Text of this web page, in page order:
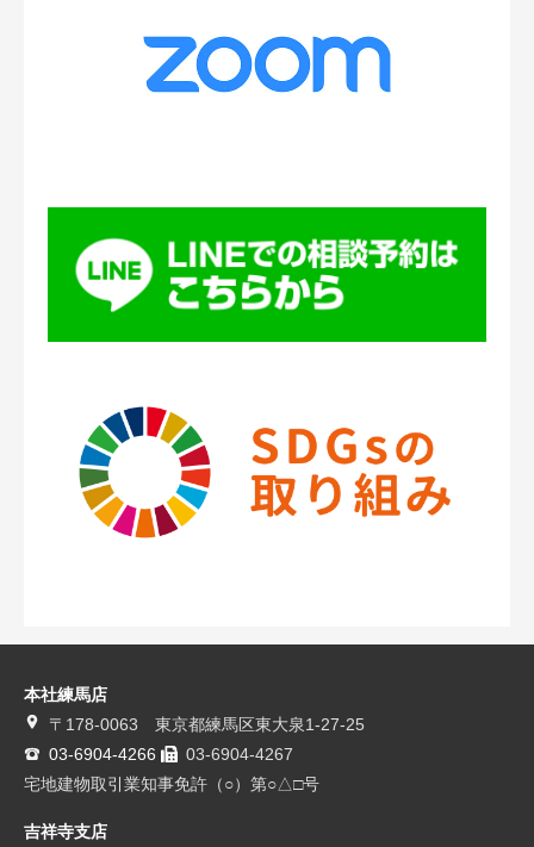
本社練馬店
〒178-0063 東京都練馬区東大泉1-27-25
03-6904-4266
03-6904-4267
宅地建物取引業知事免許（○）第○△□号
吉祥寺支店